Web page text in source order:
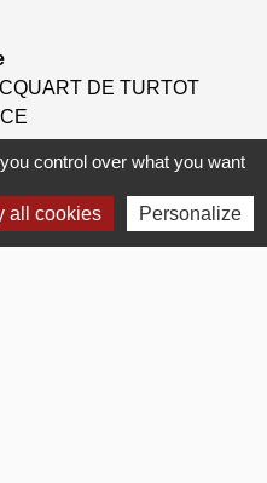
DE TURTOT
control over what you want
all cookies Personalize